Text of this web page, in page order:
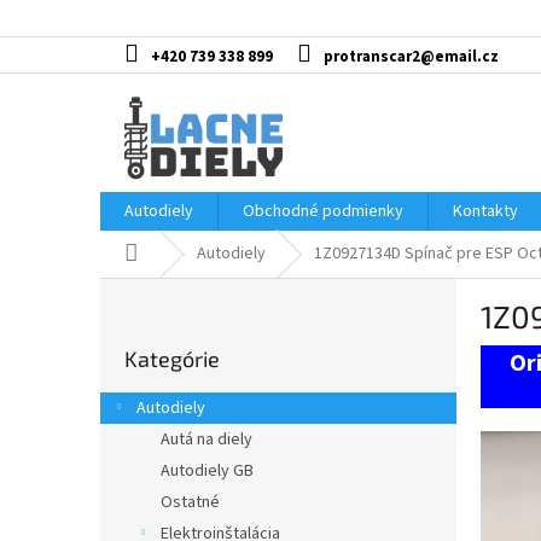
na
+420 739 338 899 protranscar2@email.cz
Autodiely Obchodné podmienky Kontakty
DomovAutodiely 1Z0927134D Spínač pre ESP
ý
p
kategórie
Kategórie
Autodiely
Autá na diely
Autodiely GB
Ostatné
Elektroinštalácia